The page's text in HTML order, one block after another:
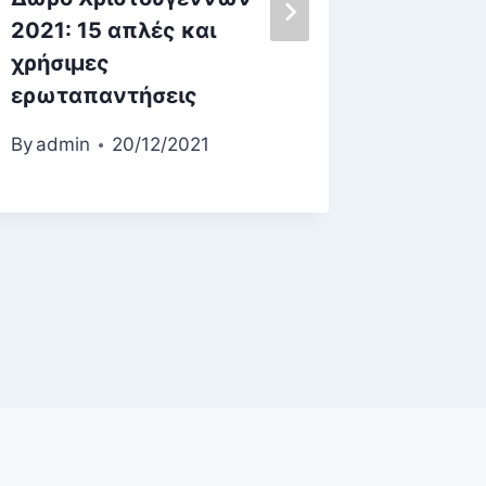
2021: 15 απλές και
χρήσιμες
ερωταπαντήσεις
By admin 20/12/2021